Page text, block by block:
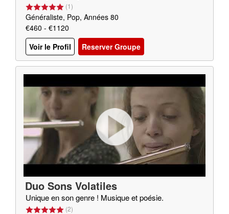
(1)
Généraliste, Pop, Années 80
€460 - €1120
Voir le Profil
Reserver Groupe
Duo Sons Volatiles
Unique en son genre ! Musique et poésie.
(2)